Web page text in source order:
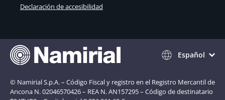
Declaración de accesibilidad
Español
© Namirial S.p.A. – Código Fiscal y registro en el Registro Mercantil de
Ancona N. 02046570426 – REA N. AN157295 – Código de destinatario